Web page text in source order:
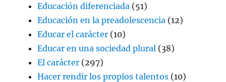
Educación diferenciada (51)
Educación en la preadolescencia (12)
Educar el carácter (10)
Educar en una sociedad plural (38)
El carácter (297)
Hacer rendir los propios talentos (10)